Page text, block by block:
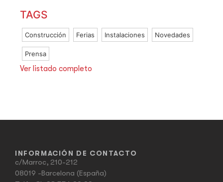
TAGS
Construcción Ferias Instalaciones Novedades
Prensa
Ver listado completo
INFORMACIÓN DE CONTACTO
c/Marroc, 210-212
08019 -Barcelona (España)